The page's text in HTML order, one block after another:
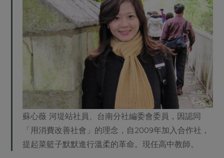
蘇心薇 河堤站社員、台南分社編委會委員，因認同
「用消費改善社會」的理念，自2009年加入合作社，
提起菜籃子默默進行溫柔的革命。現任高中教師。